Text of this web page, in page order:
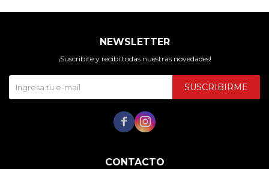
CONTACTO
NEWSLETTER
¡Suscribite y recibí todas nuestras novedades!
SUSCRIBIRME
 